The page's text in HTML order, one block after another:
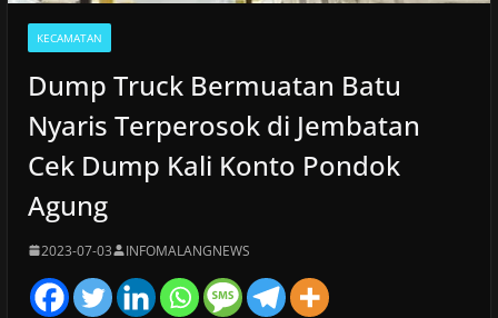
KECAMATAN
Dump Truck Bermuatan Batu
Nyaris Terperosok di Jembatan
Cek Dump Kali Konto Pondok
Agung
2023-07-03 INFOMALANGNEWS